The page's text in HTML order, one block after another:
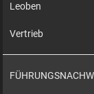
Leoben
Vertrieb